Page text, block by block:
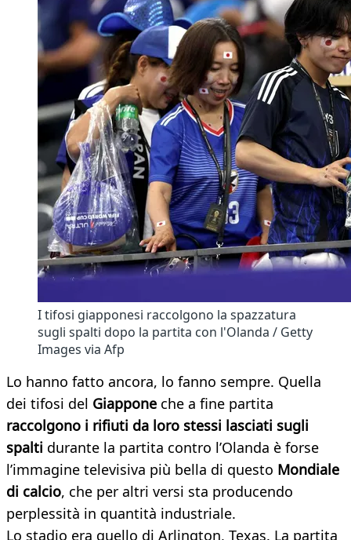
I tifosi giapponesi raccolgono la spazzatura
sugli spalti dopo la partita con l'Olanda / Getty
Images via Afp
Lo hanno fatto ancora, lo fanno sempre. Quella
dei tifosi del Giappone che a fine partita
raccolgono i rifiuti da loro stessi lasciati sugli
spalti durante la partita contro l’Olanda è forse
l’immagine televisiva più bella di questo Mondiale
di calcio, che per altri versi sta producendo
perplessità in quantità industriale.
Lo stadio era quello di Arlington, Texas. La partita